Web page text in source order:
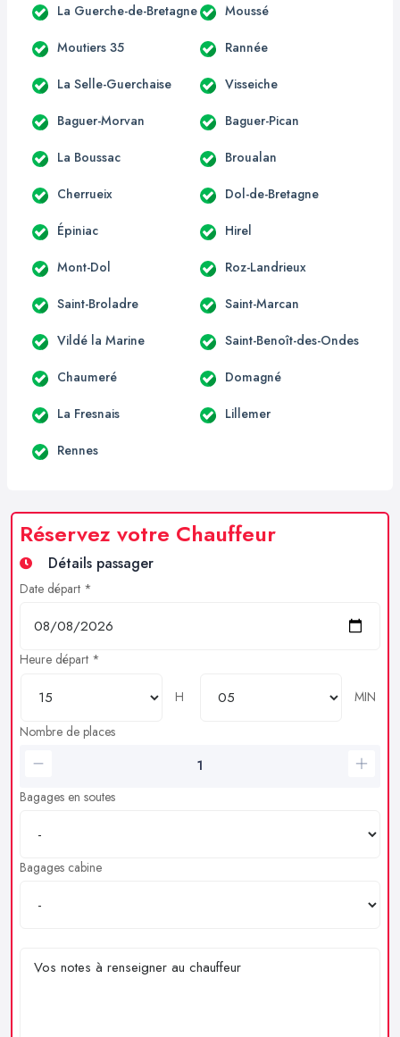
La Guerche-de-Bretagne Moussé
Moutiers 35 Rannée
La Selle-Guerchaise Visseiche
Baguer-Morvan Baguer-Pican
La Boussac Broualan
Cherrueix Dol-de-Bretagne
Épiniac Hirel
Mont-Dol Roz-Landrieux
Saint-Broladre Saint-Marcan
Vildé la Marine Saint-Benoît-des-Ondes
Chaumeré Domagné
La Fresnais Lillemer
Rennes
Réservez votre Chauffeur
Détails passager
Date départ *
Heure départ *
H
MIN
Nombre de places
Bagages en soutes
Bagages cabine